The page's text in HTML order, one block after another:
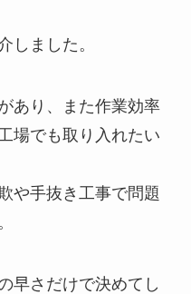
しました。
あり、また作業効率
場でも取り入れたい
や手抜き工事で問題
早さだけで決めてし